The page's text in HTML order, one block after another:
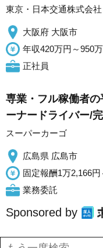
東京・日本交通株式会社
大阪府 大阪市
年収420万円～950
正社員
専業・フル稼働者
ーナードライバー/
スーパーカーゴ
広島県 広島市
固定報酬1万2,166
業務委託
Sponsored by